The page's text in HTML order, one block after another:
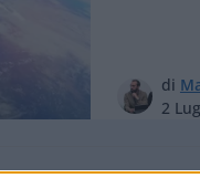
di
2